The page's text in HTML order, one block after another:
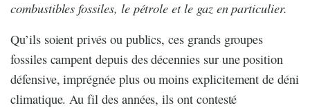
combustibles fossiles, le pétrole et le gaz en particulier.
Qu’ils soient privés ou publics, ces grands groupes
fossiles campent depuis des décennies sur une position
défensive, imprégnée plus ou moins explicitement de déni
climatique. Au fil des années, ils ont contesté